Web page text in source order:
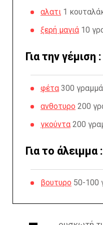
αλατι 1
ξερή μαγιά 10
Για την γέμιση :
φέτα 300
ανθοτυρο 200
γκούντα 200
Για το άλειμμα :
βουτυρο 50-100